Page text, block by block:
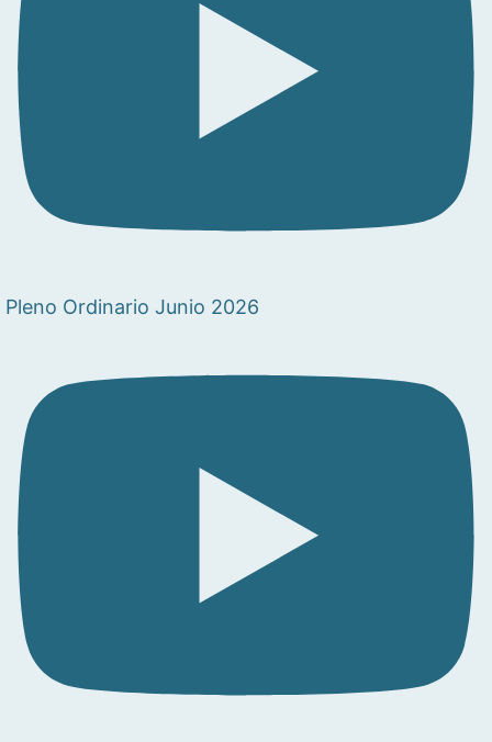
Pleno Ordinario Junio 2026